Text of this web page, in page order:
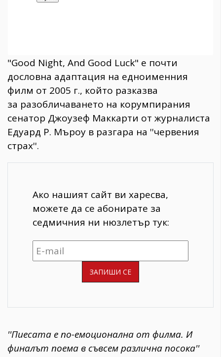
"Good Night, And Good Luck" е почти
дословна адаптация на едноименния
филм от 2005 г., който разказва
за разобличаването на корумпирания
сенатор Джоузеф Маккарти от журналиста
Едуард Р. Мъроу в разгара на ''червения
страх''.
Ако нашият сайт ви харесва,
можете да се абонирате за
седмичния ни нюзлетър тук:
''Пиесата е по-емоционална от филма. И
финалът поема в съвсем различна посока''